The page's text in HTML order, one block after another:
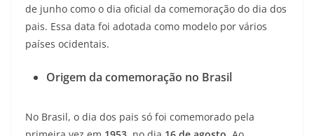
de junho como o dia oficial da comemoração do dia dos
pais. Essa data foi adotada como modelo por vários
países ocidentais.
Origem da comemoração no Brasil
No Brasil, o dia dos pais só foi comemorado pela